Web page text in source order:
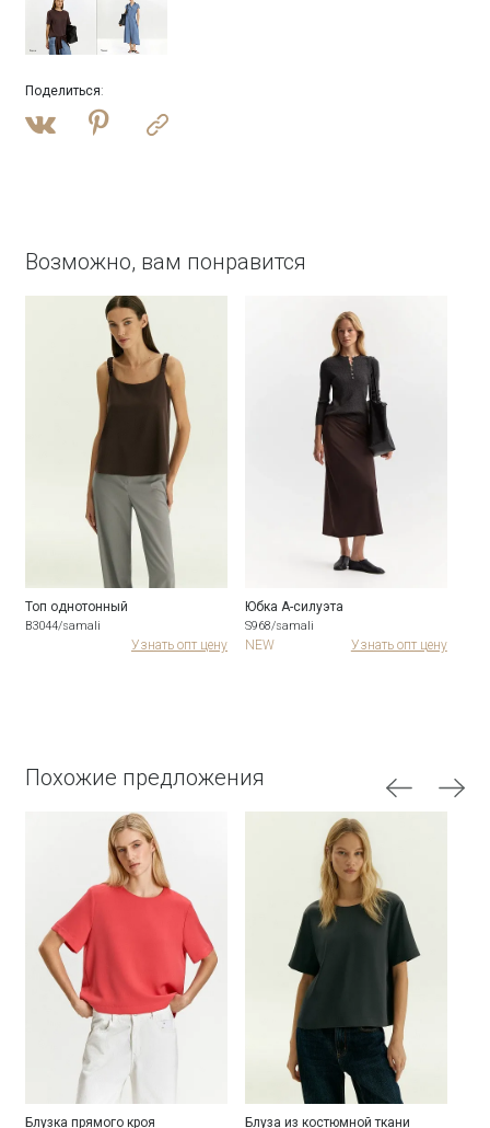
Поделиться:
Возможно, вам понравится
Топ однотонный
B3044/samali
Узнать опт цену
Юбка А-силуэта
S968/samali
NEW Узнать опт цену
Похожие предложения
Блузка прямого кроя Блуза из костюмной ткани